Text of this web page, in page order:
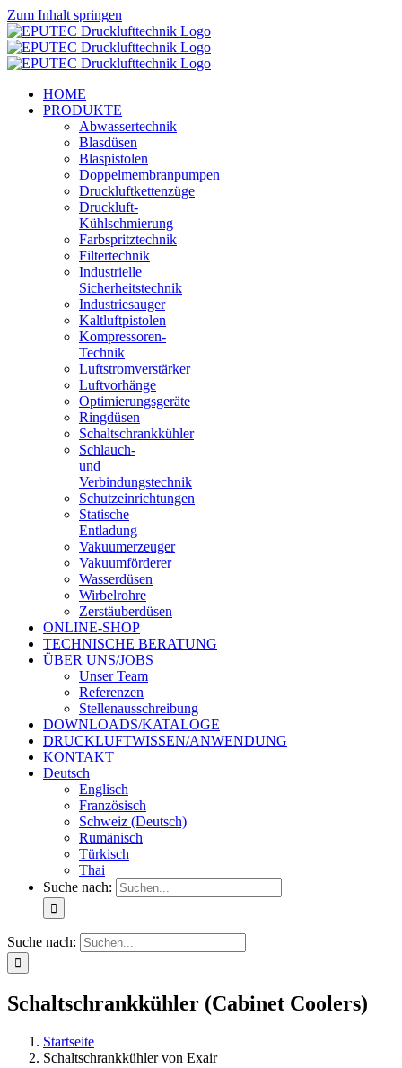
Zum Inhalt springen
HOME
PRODUKTE
Abwassertechnik
Blasdüsen
Blaspistolen
Doppelmembranpumpen
Druckluftkettenzüge
Druckluft-
Kühlschmierung
Farbspritztechnik
Filtertechnik
Industrielle
Sicherheitstechnik
Industriesauger
Kaltluftpistolen
Kompressoren-
Technik
Luftstromverstärker
Luftvorhänge
Optimierungsgeräte
Ringdüsen
Schaltschrankkühler
Schlauch-
und
Verbindungstechnik
Schutzeinrichtungen
Statische
Entladung
Vakuumerzeuger
Vakuumförderer
Wasserdüsen
Wirbelrohre
Zerstäuberdüsen
ONLINE-SHOP
TECHNISCHE BERATUNG
ÜBER UNS/JOBS
Unser Team
Referenzen
Stellenausschreibung
DOWNLOADS/KATALOGE
DRUCKLUFTWISSEN/ANWENDUNG
KONTAKT
Deutsch
Englisch
Französisch
Schweiz (Deutsch)
Rumänisch
Türkisch
Thai
Suche nach:
Suche nach:
Schaltschrankkühler (Cabinet Coolers)
Startseite
Schaltschrankkühler von Exair